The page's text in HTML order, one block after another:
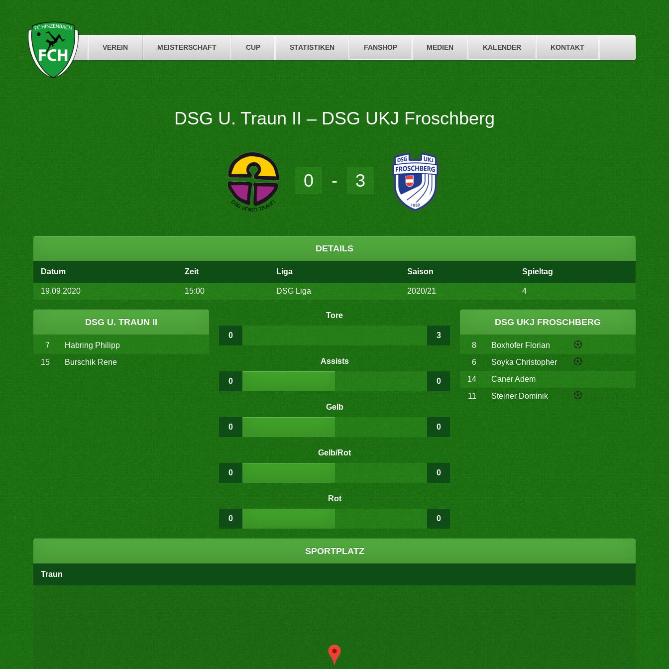
VEREIN MEISTERSCHAFT CUP STATISTIKEN FANSHOP MEDIEN KALENDER KONTAKT
DSG U. Traun II – DSG UKJ Froschberg
0 - 3
DETAILS
Datum Zeit Liga Saison Spieltag
19.09.2020 15:00 DSG Liga 2020/21 4
DSG U. TRAUN II
7
Habring Philipp
15
Burschik Rene
DSG UKJ FROSCHBERG
8
Boxhofer Florian
6
Soyka Christopher
14
Caner Adem
11
Steiner Dominik
Tore
0 3
Assists
0 0
Gelb
0 0
Gelb/Rot
0 0
Rot
0 0
SPORTPLATZ
Traun